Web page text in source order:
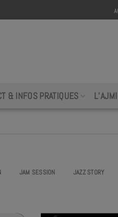
& INFOS PRATIQUES L’AJMI
JAM SESSION JAZZ STORY